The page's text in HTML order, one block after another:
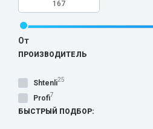
От
ПРОИЗВОДИТЕЛЬ
Shtenli25
Profi7
БЫСТРЫЙ ПОДБОР: